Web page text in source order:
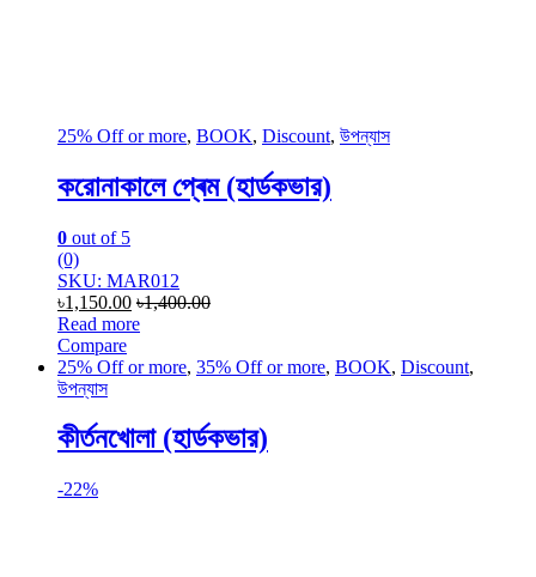
25% Off or more, BOOK, Discount, উপন্যাস
করোনাকালে প্ৰেম (হার্ডকভার)
0 out of 5
(0)
SKU: MAR012
৳1,150.00 ৳1,400.00
Read more
Compare
25% Off or more, 35% Off or more, BOOK, Discount,
উপন্যাস
কীর্তনখোলা (হার্ডকভার)
-22%